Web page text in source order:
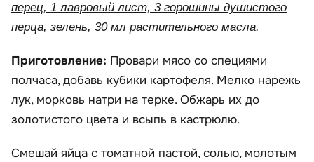
перец, 1 лавровый лист, 3 горошины душистого
перца, зелень, 30 мл растительного масла.
Приготовление: Провари мясо со специями
полчаса, добавь кубики картофеля. Мелко нарежь
лук, морковь натри на терке. Обжарь их до
золотистого цвета и всыпь в кастрюлю.
Смешай яйца с томатной пастой, солью, молотым